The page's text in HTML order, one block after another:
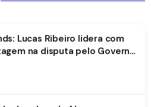
Lucas Ribeiro lidera com
na disputa pelo Governo